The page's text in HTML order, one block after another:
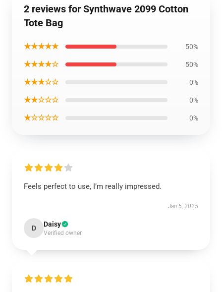
2 reviews for Synthwave 2099 Cotton
Tote Bag
★★★★★ 50%
★★★★☆ 50%
★★★☆☆ 0%
★★☆☆☆ 0%
★☆☆☆☆ 0%
Feels perfect to use, I’m really impressed.
Jan 5, 2025
D Daisy
Verified owner